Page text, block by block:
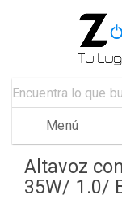
Menú
Altavoz
35W/ 1.0/